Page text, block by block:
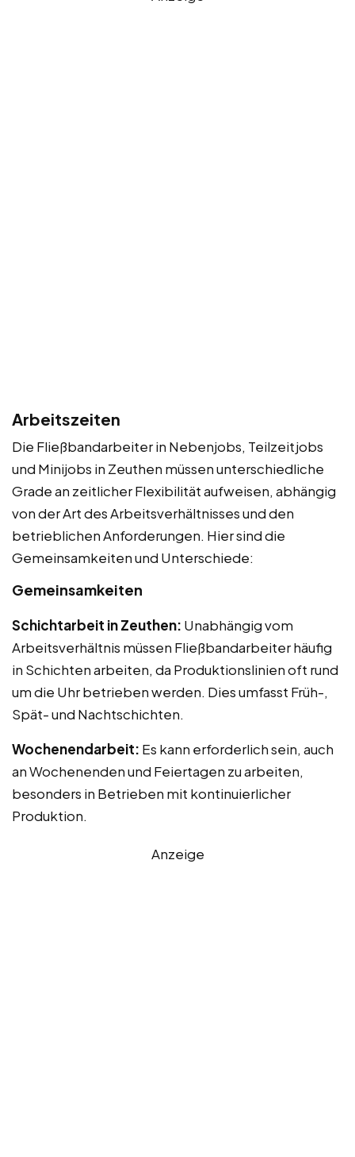
Arbeitszeiten
Die Fließbandarbeiter in Nebenjobs, Teilzeitjobs
und Minijobs in Zeuthen müssen unterschiedliche
Grade an zeitlicher Flexibilität aufweisen, abhängig
von der Art des Arbeitsverhältnisses und den
betrieblichen Anforderungen. Hier sind die
Gemeinsamkeiten und Unterschiede:
Gemeinsamkeiten
Schichtarbeit in Zeuthen: Unabhängig vom
Arbeitsverhältnis müssen Fließbandarbeiter häufig
in Schichten arbeiten, da Produktionslinien oft rund
um die Uhr betrieben werden. Dies umfasst Früh-,
Spät- und Nachtschichten.
Wochenendarbeit: Es kann erforderlich sein, auch
an Wochenenden und Feiertagen zu arbeiten,
besonders in Betrieben mit kontinuierlicher
Produktion.
Anzeige